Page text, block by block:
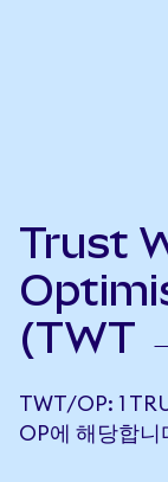
Trust
(TWT
TWT/OP: 1
OP에 해당합니